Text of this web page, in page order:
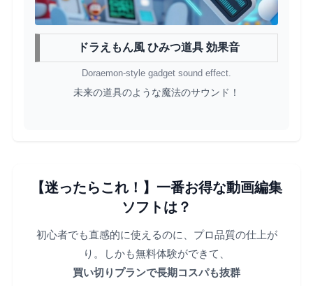
ドラえもん風 ひみつ道具 効果音
Doraemon-style gadget sound effect.
未来の道具のような魔法のサウンド！
【迷ったらこれ！】一番お得な動画編集
ソフトは？
初心者でも直感的に使えるのに、プロ品質の仕上が
り。しかも無料体験ができて、
買い切りプランで長期コスパも抜群